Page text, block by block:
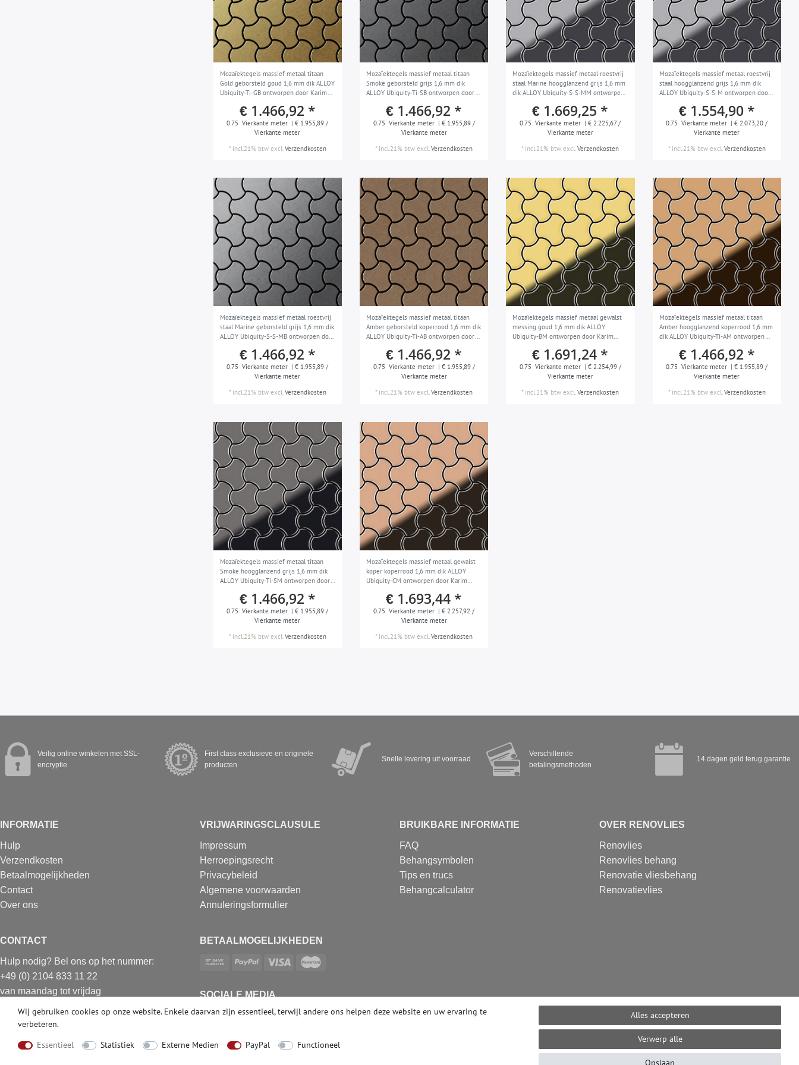
Mozaïektegels massief metaal titaan
Gold geborsteld goud 1,6 mm dik ALLOY
Ubiquity-Ti-GB ontworpen door Karim
€ 1.466,92 *
0.75 Vierkante meter | € 1.955,89 /
Vierkante meter
* incl.21% btwexcl. Verzendkosten
Mozaïektegels massief metaal titaan
Smoke geborsteld grijs 1,6 mm dik
ALLOY Ubiquity-Ti-SB ontworpen door
€ 1.466,92 *
0.75 Vierkante meter | € 1.955,89 /
Vierkante meter
* incl.21% btw excl.Verzendkosten
Mozaïektegels massief metaal roestvrij
staal Marine hoogglanzend grijs 1,6 mm
dik ALLOY Ubiquity-S-S-MM ontworpen
€ 1.669,25 *
0.75 Vierkante meter | € 2.225,67 /
Vierkante meter
* incl.21% btw excl.Verzendkosten
Mozaïektegels massief metaal roestvrij
staal hoogglanzend grijs 1,6 mm dik
ALLOY Ubiquity-S-S-M ontworpen door
€ 1.554,90 *
0.75 Vierkante meter | € 2.073,20 /
Vierkante meter
* incl.21% btwexcl. Verzendkosten
Mozaïektegels massief metaal roestvrij
staal Marine geborsteld grijs 1,6 mm dik
ALLOY Ubiquity-S-S-MB ontworpen door
€ 1.466,92 *
0.75 Vierkante meter | € 1.955,89 /
Vierkante meter
* incl.21% btwexcl.Verzendkosten
Mozaïektegels massief metaal titaan
Amber geborsteld koperrood 1,6 mm dik
ALLOY Ubiquity-Ti-AB ontworpen door
€ 1.466,92 *
0.75 Vierkante meter | € 1.955,89 /
Vierkante meter
* incl.21% btw excl.Verzendkosten
Mozaïektegels massief metaal gewalst
messing goud 1,6 mm dik ALLOY
Ubiquity-BM ontworpen door Karim
€ 1.691,24 *
0.75 Vierkante meter | € 2.254,99 /
Vierkante meter
* incl.21% btw excl.Verzendkosten
Mozaïektegels massief metaal titaan
Amber hoogglanzend koperrood 1,6 mm
dik ALLOY Ubiquity-Ti-AM ontworpen
€ 1.466,92 *
0.75 Vierkante meter | € 1.955,89 /
Vierkante meter
* incl.21% btwexcl.Verzendkosten
Mozaïektegels massief metaal titaan
Smoke hoogglanzend grijs 1,6 mm dik
ALLOY Ubiquity-Ti-SM ontworpen door
€ 1.466,92 *
0.75 Vierkante meter | € 1.955,89 /
Vierkante meter
* incl.21% btwexcl.Verzendkosten
Mozaïektegels massief metaal gewalst
koper koperrood 1,6 mm dik ALLOY
Ubiquity-CM ontworpen door Karim
€ 1.693,44 *
0.75 Vierkante meter | € 2.257,92 /
Vierkante meter
* incl.21% btw excl.Verzendkosten
Veilig online winkelen met SSL-
encryptie
First class exclusieve en originele
producten
Snelle levering uit voorraad
Verschillende
betalingsmethoden
14 dagen geld terug garantie
INFORMATIE
Hulp
Verzendkosten
Betaalmogelijkheden
Contact
Over ons
VRIJWARINGSCLAUSULE
Impressum
Herroepingsrecht
Privacybeleid
Algemene voorwaarden
Annuleringsformulier
BRUIKBARE INFORMATIE
FAQ
Behangsymbolen
Tips en trucs
Behangcalculator
OVER RENOVLIES
Renovlies
Renovlies behang
Renovatie vliesbehang
Renovatievlies
CONTACT
Hulp nodig? Bel ons op het nummer:
+49 (0) 2104 833 11 22
van maandag tot vrijdag
E-mail: info@profhome.nl
BETAALMOGELIJKHEDEN
SOCIALE MEDIA
Wij gebruiken cookies op onze website. Enkele daarvan zijn essentieel, terwijl andere ons helpen deze website en uw ervaring te
verbeteren.
Essentieel
Statistiek Externe Medien PayPal Functioneel
Alles accepteren
Verwerp alle
Opslaan